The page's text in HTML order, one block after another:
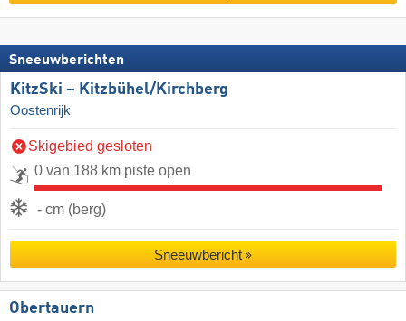
Sneeuwberichten
KitzSki – Kitzbühel/​Kirchberg
Oostenrijk
Skigebied gesloten
0 van 188 km piste open
- cm (berg)
Sneeuwbericht
Obertauern